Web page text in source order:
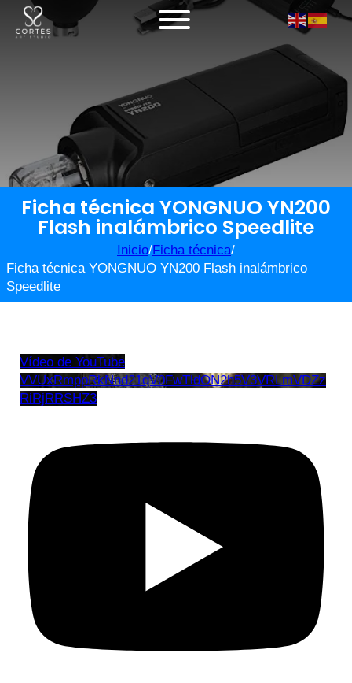
Ficha técnica YONGNUO YN200
Flash inalámbrico Speedlite
Inicio/Ficha técnica/
Ficha técnica YONGNUO YN200 Flash inalámbrico
Speedlite
Vídeo de YouTube
VVUxRmppRkNnd21qV0FwTldON2h5V3VRLmVDZz
RiRjRRSHZ3